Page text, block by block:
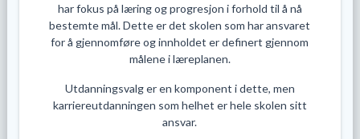
har fokus på læring og progresjon i forhold til å nå
bestemte mål. Dette er det skolen som har ansvaret
for å gjennomføre og innholdet er definert gjennom
målene i læreplanen.
Utdanningsvalg er en komponent i dette, men
karriereutdanningen som helhet er hele skolen sitt
ansvar.